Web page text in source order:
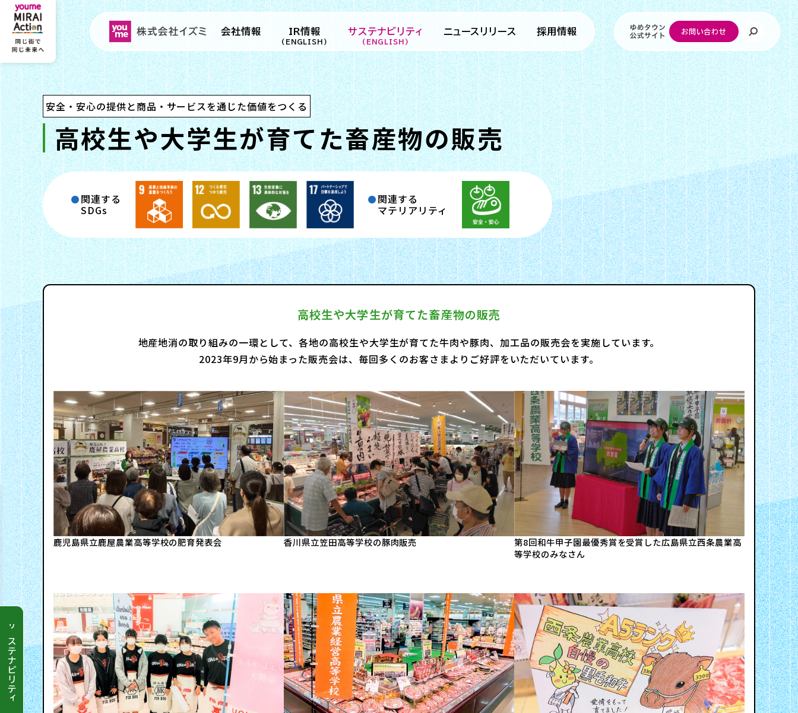
会社情報
会社情報
COMPANY
会社概要 グループ会社
経営理念・
社長メッセージ
沿革 事業紹介 組織図
IR情報
(ENGLISH)
IR情報
INVESTOR RELATIONS
JAPANESE - ENGLISH
企業情報 経営方針・戦略 財務・業績
IRライブラリ IRニュース 個人投資家の皆さまへ
サステナビリティ
(ENGLISH)
サステナビリティ
SUSTAINABILITY
JAPANESE - ENGLISH
サステナビリティマネジメント マテリアリティ
環境 社会
SDGs
サステナビリティニュース
ニュースリリース 採用情報
採用情報
RECRUITMENT
新卒採用 第二新卒・経験者採用
パート・アルバイト採用 オープニング・リニューアル採用
お問い合わせ
会
社
情
報
会
社
情
報
ト
ッ
プ
会
社
概
要
グ
ル
ー
プ
IR
情
報
(ENGLISH)
I
R
情
報
ト
ッ
プ
企
業
情
サ
ス
テ
ナ
ビ
リ
テ
ィ
(ENGLISH)
サ
ニ
ュ
サステナビリティ
安全・安心の提供と商品・サービスを通じた価値をつくる
高校生や大学生が育てた畜産物の販売
関連する
SDGs
関連する
マテリアリティ
高校生や大学生が育てた畜産物の販売
地産地消の取り組みの一環として、各地の高校生や大学生が育てた牛肉や豚肉、加工品の販売会を実施しています。
2023年9月から始まった販売会は、毎回多くのお客さまよりご好評をいただいています。
鹿児島県立鹿屋農業高等学校の肥育発表会 香川県立笠田高等学校の豚肉販売
第8回和牛甲子園最優秀賞を受賞した広島県立西条農業高
等学校のみなさん